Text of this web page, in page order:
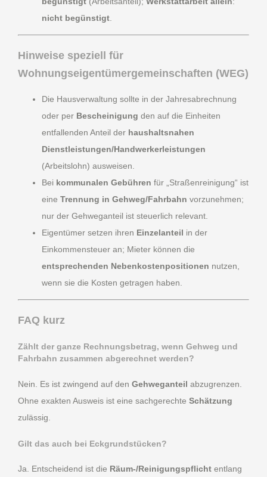
nicht begünstigt.
Hinweise speziell für
Wohnungseigentümergemeinschaften (WEG)
Die Hausverwaltung sollte in der Jahresabrechnung
oder per Bescheinigung den auf die Einheiten
entfallenden Anteil der haushaltsnahen
Dienstleistungen/Handwerkerleistungen
(Arbeitslohn) ausweisen.
Bei kommunalen Gebühren für „Straßenreinigung“ ist
eine Trennung in Gehweg/Fahrbahn vorzunehmen;
nur der Gehweganteil ist steuerlich relevant.
Eigentümer setzen ihren Einzelanteil in der
Einkommensteuer an; Mieter können die
entsprechenden Nebenkostenpositionen nutzen,
wenn sie die Kosten getragen haben.
FAQ kurz
Zählt der ganze Rechnungsbetrag, wenn Gehweg und
Fahrbahn zusammen abgerechnet werden?
Nein. Es ist zwingend auf den Gehweganteil abzugrenzen.
Ohne exakten Ausweis ist eine sachgerechte Schätzung
zulässig.
Gilt das auch bei Eckgrundstücken?
Ja. Entscheidend ist die Räum-/Reinigungspflicht entlang